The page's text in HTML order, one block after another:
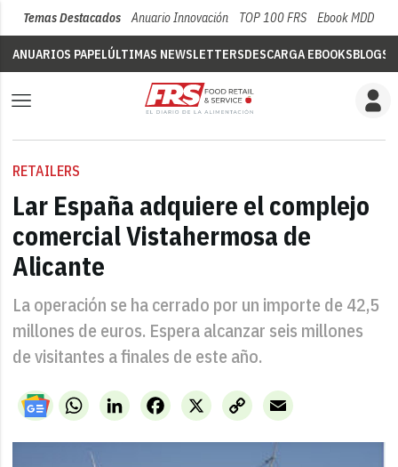
Temas Destacados Anuario Innovación TOP 100 FRS Ebook MDD
ANUARIOS PAPELÚLTIMAS NEWSLETTERSDESCARGA EBOOKSBLOGS
RETAILERS
Lar España adquiere el complejo
comercial Vistahermosa de
Alicante
La operación se ha cerrado por un importe de 42,5
millones de euros. Espera alcanzar seis millones
de visitantes a finales de este año.
WhatsAppLinkedIn X
Facebook
Copy
Link
Email